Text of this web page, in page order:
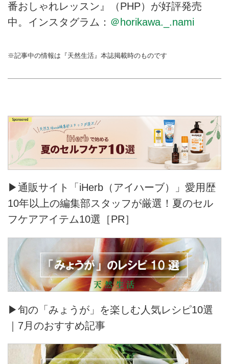
番おしゃれレッスン』（PHP）が好評発売
中。インスタグラム： ＠horikawa._.nami
※記事中の情報は『天然生活』本誌掲載時のものです
▶通販サイト「iHerb（アイハーブ）」愛用歴
10年以上の編集部スタッフが厳選！夏のセル
フケアアイテム10選［PR］
▶旬の「みょうが」を楽しむ人気レシピ10選
｜7月のおすすめ記事